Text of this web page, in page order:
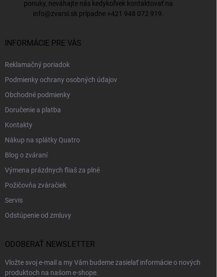
ponuky, neváhajte nás kedykoľvek kontaktovať na
info@zvarsi.sk prípadne +421 948 072 919
INFORMÁCIE PRE VÁS
Reklamačný poriadok
Podmienky ochrany osobných údajov
Obchodné podmienky
Doručenie a platba
Kontakty
Nákup na splátky Quatro
Blog o zváraní
Výmena prázdnych fliaš za plné
Požičovňa zváračiek
Servis
Odstúpenie od zmluvy
ODOBERAŤ NEWSLETTER
Vložte svoj e-mail a my Vám budeme zasielať informácie o nových
produktoch na našom e-shope.